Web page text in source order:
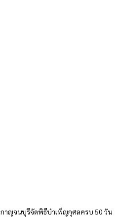
กาญจนบุรีจัดพิธีบำเพ็ญกุศลครบ 50 วัน